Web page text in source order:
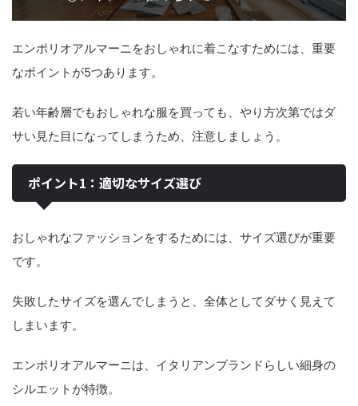
エンポリオアルマーニをおしゃれに着こなすためには、重要
なポイントが5つあります。
若い年齢層でもおしゃれな服を買っても、やり方次第ではダ
サい見た目になってしまうため、注意しましょう。
ポイント1：適切なサイズ選び
おしゃれなファッションをするためには、サイズ選びが重要
です。
失敗したサイズを選んでしまうと、全体としてダサく見えて
しまいます。
エンポリオアルマーニは、イタリアンブランドらしい細身の
シルエットが特徴。